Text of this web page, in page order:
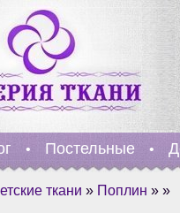
• Постельные •
ткани » Поплин » »